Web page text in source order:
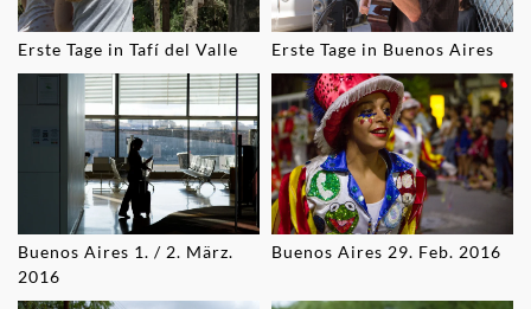
Erste Tage in Tafí del Valle Erste Tage in Buenos Aires
Buenos Aires 1. / 2. März.
2016
Buenos Aires 29. Feb. 2016